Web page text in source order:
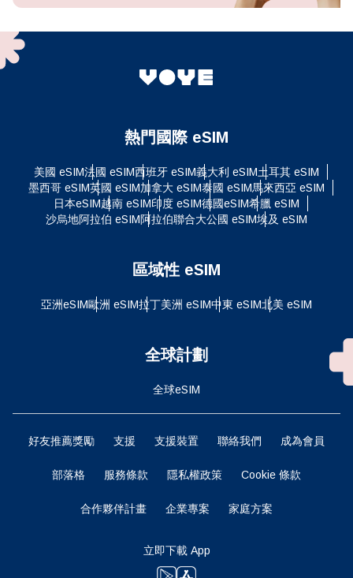
熱門國際 eSIM
美國 eSIM法國 eSIM西班牙 eSIM義大利 eSIM土耳其 eSIM
墨西哥 eSIM英國 eSIM加拿大 eSIM泰國 eSIM馬來西亞 eSIM
日本eSIM越南 eSIM印度 eSIM德國eSIM希臘 eSIM
沙烏地阿拉伯 eSIM阿拉伯聯合大公國 eSIM埃及 eSIM
區域性 eSIM
亞洲eSIM歐洲 eSIM拉丁美洲 eSIM中東 eSIM北美 eSIM
全球計劃
全球eSIM
好友推薦獎勵 支援 支援裝置 聯絡我們 成為會員
部落格 服務條款 隱私權政策 Cookie 條款
合作夥伴計畫 企業專案 家庭方案
立即下載 App